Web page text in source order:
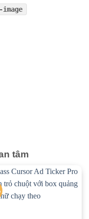
tâm